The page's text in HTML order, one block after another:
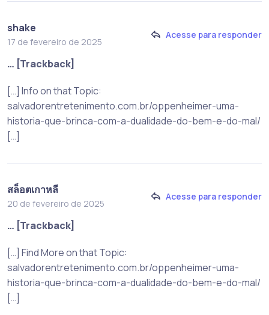
shake
17 de fevereiro de 2025
Acesse para responder
… [Trackback]
[…] Info on that Topic:
salvadorentretenimento.com.br/oppenheimer-uma-
historia-que-brinca-com-a-dualidade-do-bem-e-do-mal/
[…]
สล็อตเกาหลี
20 de fevereiro de 2025
Acesse para responder
… [Trackback]
[…] Find More on that Topic:
salvadorentretenimento.com.br/oppenheimer-uma-
historia-que-brinca-com-a-dualidade-do-bem-e-do-mal/
[…]